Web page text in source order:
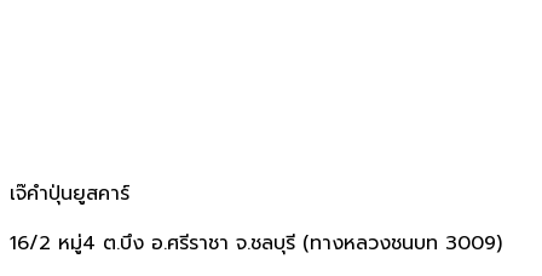
เจ๊คำปุ่นยูสคาร์
16/2 หมู่4 ต.บึง อ.ศรีราชา จ.ชลบุรี (ทางหลวงชนบท 3009)